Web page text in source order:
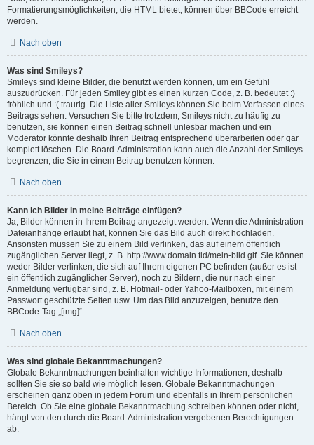
Formatierungsmöglichkeiten, die HTML bietet, können über BBCode erreicht
werden.
Nach oben
Was sind Smileys?
Smileys sind kleine Bilder, die benutzt werden können, um ein Gefühl
auszudrücken. Für jeden Smiley gibt es einen kurzen Code, z. B. bedeutet :)
fröhlich und :( traurig. Die Liste aller Smileys können Sie beim Verfassen eines
Beitrags sehen. Versuchen Sie bitte trotzdem, Smileys nicht zu häufig zu
benutzen, sie können einen Beitrag schnell unlesbar machen und ein
Moderator könnte deshalb Ihren Beitrag entsprechend überarbeiten oder gar
komplett löschen. Die Board-Administration kann auch die Anzahl der Smileys
begrenzen, die Sie in einem Beitrag benutzen können.
Nach oben
Kann ich Bilder in meine Beiträge einfügen?
Ja, Bilder können in Ihrem Beitrag angezeigt werden. Wenn die Administration
Dateianhänge erlaubt hat, können Sie das Bild auch direkt hochladen.
Ansonsten müssen Sie zu einem Bild verlinken, das auf einem öffentlich
zugänglichen Server liegt, z. B. http://www.domain.tld/mein-bild.gif. Sie können
weder Bilder verlinken, die sich auf Ihrem eigenen PC befinden (außer es ist
ein öffentlich zugänglicher Server), noch zu Bildern, die nur nach einer
Anmeldung verfügbar sind, z. B. Hotmail- oder Yahoo-Mailboxen, mit einem
Passwort geschützte Seiten usw. Um das Bild anzuzeigen, benutze den
BBCode-Tag „[img]“.
Nach oben
Was sind globale Bekanntmachungen?
Globale Bekanntmachungen beinhalten wichtige Informationen, deshalb
sollten Sie sie so bald wie möglich lesen. Globale Bekanntmachungen
erscheinen ganz oben in jedem Forum und ebenfalls in Ihrem persönlichen
Bereich. Ob Sie eine globale Bekanntmachung schreiben können oder nicht,
hängt von den durch die Board-Administration vergebenen Berechtigungen
ab.